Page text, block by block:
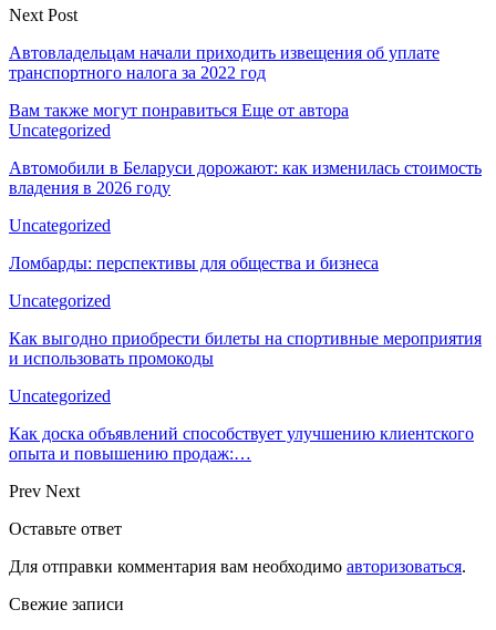
Next Post
Автовладельцам начали приходить извещения об уплате
транспортного налога за 2022 год
Вам также могут понравиться Еще от автора
Uncategorized
Автомобили в Беларуси дорожают: как изменилась стоимость
владения в 2026 году
Uncategorized
Ломбарды: перспективы для общества и бизнеса
Uncategorized
Как выгодно приобрести билеты на спортивные мероприятия
и использовать промокоды
Uncategorized
Как доска объявлений способствует улучшению клиентского
опыта и повышению продаж:…
Prev Next
Оставьте ответ
Для отправки комментария вам необходимо авторизоваться.
Свежие записи